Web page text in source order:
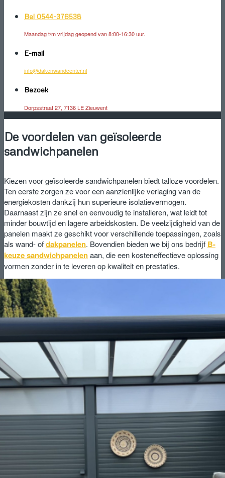
Bel 0544-376538
Maandag t/m vrijdag geopend van 8:00-16:30 uur.
E-mail
info@dakenwandcenter.nl
Bezoek
Dorpsstraat 27, 7136 LE Zieuwent
De voordelen van geïsoleerde
sandwichpanelen
Kiezen voor geïsoleerde sandwichpanelen biedt talloze voordelen.
Ten eerste zorgen ze voor een aanzienlijke verlaging van de
energiekosten dankzij hun superieure isolatievermogen.
Daarnaast zijn ze snel en eenvoudig te installeren, wat leidt tot
minder bouwtijd en lagere arbeidskosten. De veelzijdigheid van de
panelen maakt ze geschikt voor verschillende toepassingen, zoals
als wand- ofdakpanelen. Bovendien bieden we bij ons bedrijf B-
keuze sandwichpanelenaan, die een kosteneffectieve oplossing
vormen zonder in te leveren op kwaliteit en prestaties.